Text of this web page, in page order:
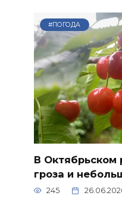
#ПОГОДА
В Октябрьском
гроза и
245